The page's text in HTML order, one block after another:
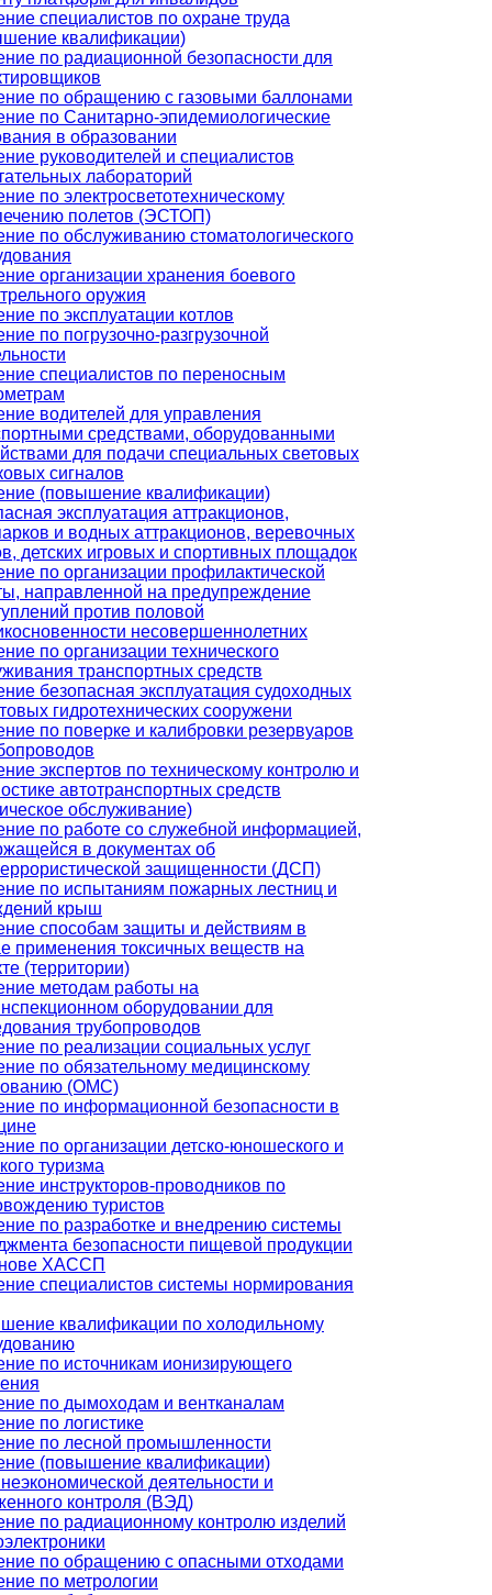
специалистов по охране труда
квалификации)
по радиационной безопасности для
по обращению с газовыми баллонами
по Санитарно-эпидемиологические
в образовании
руководителей и специалистов
лабораторий
по электросветотехническому
полетов (ЭСТОП)
по обслуживанию стоматологического
организации хранения боевого
оружия
по эксплуатации котлов
по погрузочно-разгрузочной
специалистов по переносным
водителей для управления
средствами, оборудованными
для подачи специальных световых
сигналов
(повышение квалификации)
эксплуатация аттракционов,
и водных аттракционов, веревочных
детских игровых и спортивных площадок
по организации профилактической
направленной на предупреждение
против половой
несовершеннолетних
по организации технического
транспортных средств
безопасная эксплуатация судоходных
гидротехнических сооружени
по поверке и калибровки резервуаров
экспертов по техническому контролю и
автотранспортных средств
обслуживание)
по работе со служебной информацией,
в документах об
защищенности (ДСП)
по испытаниям пожарных лестниц и
крыш
способам защиты и действиям в
применения токсичных веществ на
(территории)
методам работы на
оборудовании для
трубопроводов
по реализации социальных услуг
по обязательному медицинскому
(ОМС)
по информационной безопасности в
по организации детско-юношеского и
туризма
инструкторов-проводников по
туристов
по разработке и внедрению системы
безопасности пищевой продукции
ХАССП
специалистов системы нормирования
квалификации по холодильному
по источникам ионизирующего
по дымоходам и вентканалам
по логистике
по лесной промышленности
(повышение квалификации)
деятельности и
контроля (ВЭД)
по радиационному контролю изделий
по обращению с опасными отходами
по метрологии